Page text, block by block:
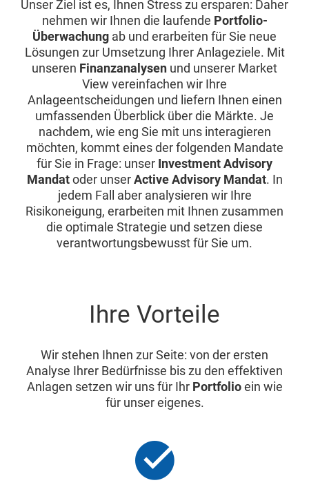
Unser Ziel ist es, Ihnen Stress zu ersparen: Daher
nehmen wir Ihnen die laufende Portfolio-
Überwachung ab und erarbeiten für Sie neue
Lösungen zur Umsetzung Ihrer Anlageziele. Mit
unseren Finanzanalysen und unserer Market
View vereinfachen wir Ihre
Anlageentscheidungen und liefern Ihnen einen
umfassenden Überblick über die Märkte. Je
nachdem, wie eng Sie mit uns interagieren
möchten, kommt eines der folgenden Mandate
für Sie in Frage: unser Investment Advisory
Mandatoder unserActive Advisory Mandat. In
jedem Fall aber analysieren wir Ihre
Risikoneigung, erarbeiten mit Ihnen zusammen
die optimale Strategie und setzen diese
verantwortungsbewusst für Sie um.
Ihre Vorteile
Wir stehen Ihnen zur Seite: von der ersten
Analyse Ihrer Bedürfnisse bis zu den effektiven
Anlagen setzen wir uns für Ihr Portfolioein wie
für unser eigenes.